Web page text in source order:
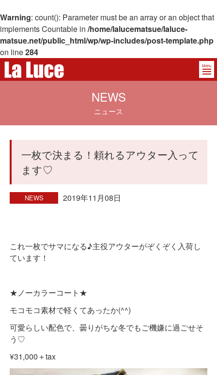
Warning: count(): Parameter must be an array or an object that
implements Countable in /home/lalucematsue/laluce-
matsue.net/public_html/wp/wp-includes/post-template.php
on line284
Menu
NEWS
ニュース
一枚で決まる！頼れるアウター入って
ます♡
NEWS 2019年11月08日
これ一枚でサマになる♪主役アウターがぞくぞく入荷し
ています！
★ノーカラーコート★
モコモコ素材で軽くてあったか(^^)
可愛らしい配色で、曇りがちな冬でもご機嫌に過ごせそ
う♡
¥31,000＋tax